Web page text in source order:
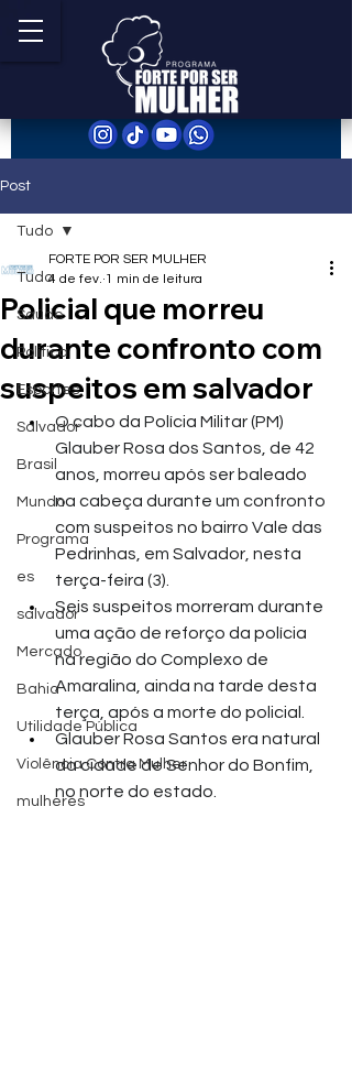
Post
Tudo
Saúde
Política
Esportes
Salvador
Brasil
Mundo
Programa
es
salvador
Mercado
Bahia
Utilidade Pública
Violência Contra Mulher
mulheres
Tudo
Policial que morreu
durante confronto com
suspeitos em salvador
FORTE POR SER MULHER
4 de fev. 1 min de leitura
O cabo da Polícia Militar (PM)
Glauber Rosa dos Santos, de 42
anos, morreu após ser baleado
na cabeça durante um confronto
com suspeitos no bairro Vale das
Pedrinhas, em Salvador, nesta
terça-feira (3).
Seis suspeitos morreram durante
uma ação de reforço da polícia
na região do Complexo de
Amaralina, ainda na tarde desta
terça, após a morte do policial.
Glauber Rosa Santos era natural
da cidade de Senhor do Bonfim,
no norte do estado.